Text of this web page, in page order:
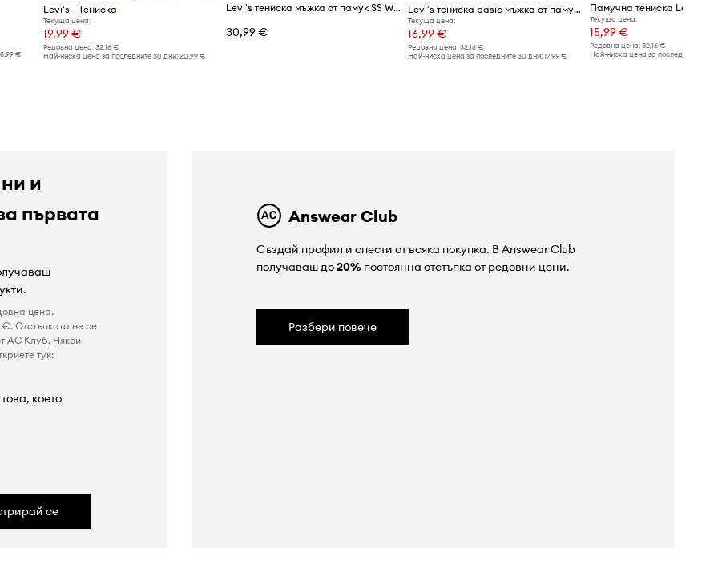
€
Levi's - Тениска
Текуща цена:
19,99 €
Редовна цена: 32,16 €
Най-ниска цена за последните 30 дни: 20,99 €
Levi's тениска мъжка от памук SS WORKWEAR PKT
30,99 €
Levi's тениска basic мъжка от памук RELAXED FIT TEE
Текуща цена:
16,99 €
Редовна цена:32,16 €
Най-ниска цена за последните 30 дни:17,99 €
Памучна тениска Levi's
Текуща цена:
15,99 €
Редовна цена: 32,16 €
Най-ниска цена за последните 30
и
първата
цена.
Отстъпката не се
AC Клуб. Някои
тук:
което
се
Answear Club
Създай профил и спести от всяка покупка. В Answear Club
получаваш до20%постоянна отстъпка от редовни цени.
Разбери повече